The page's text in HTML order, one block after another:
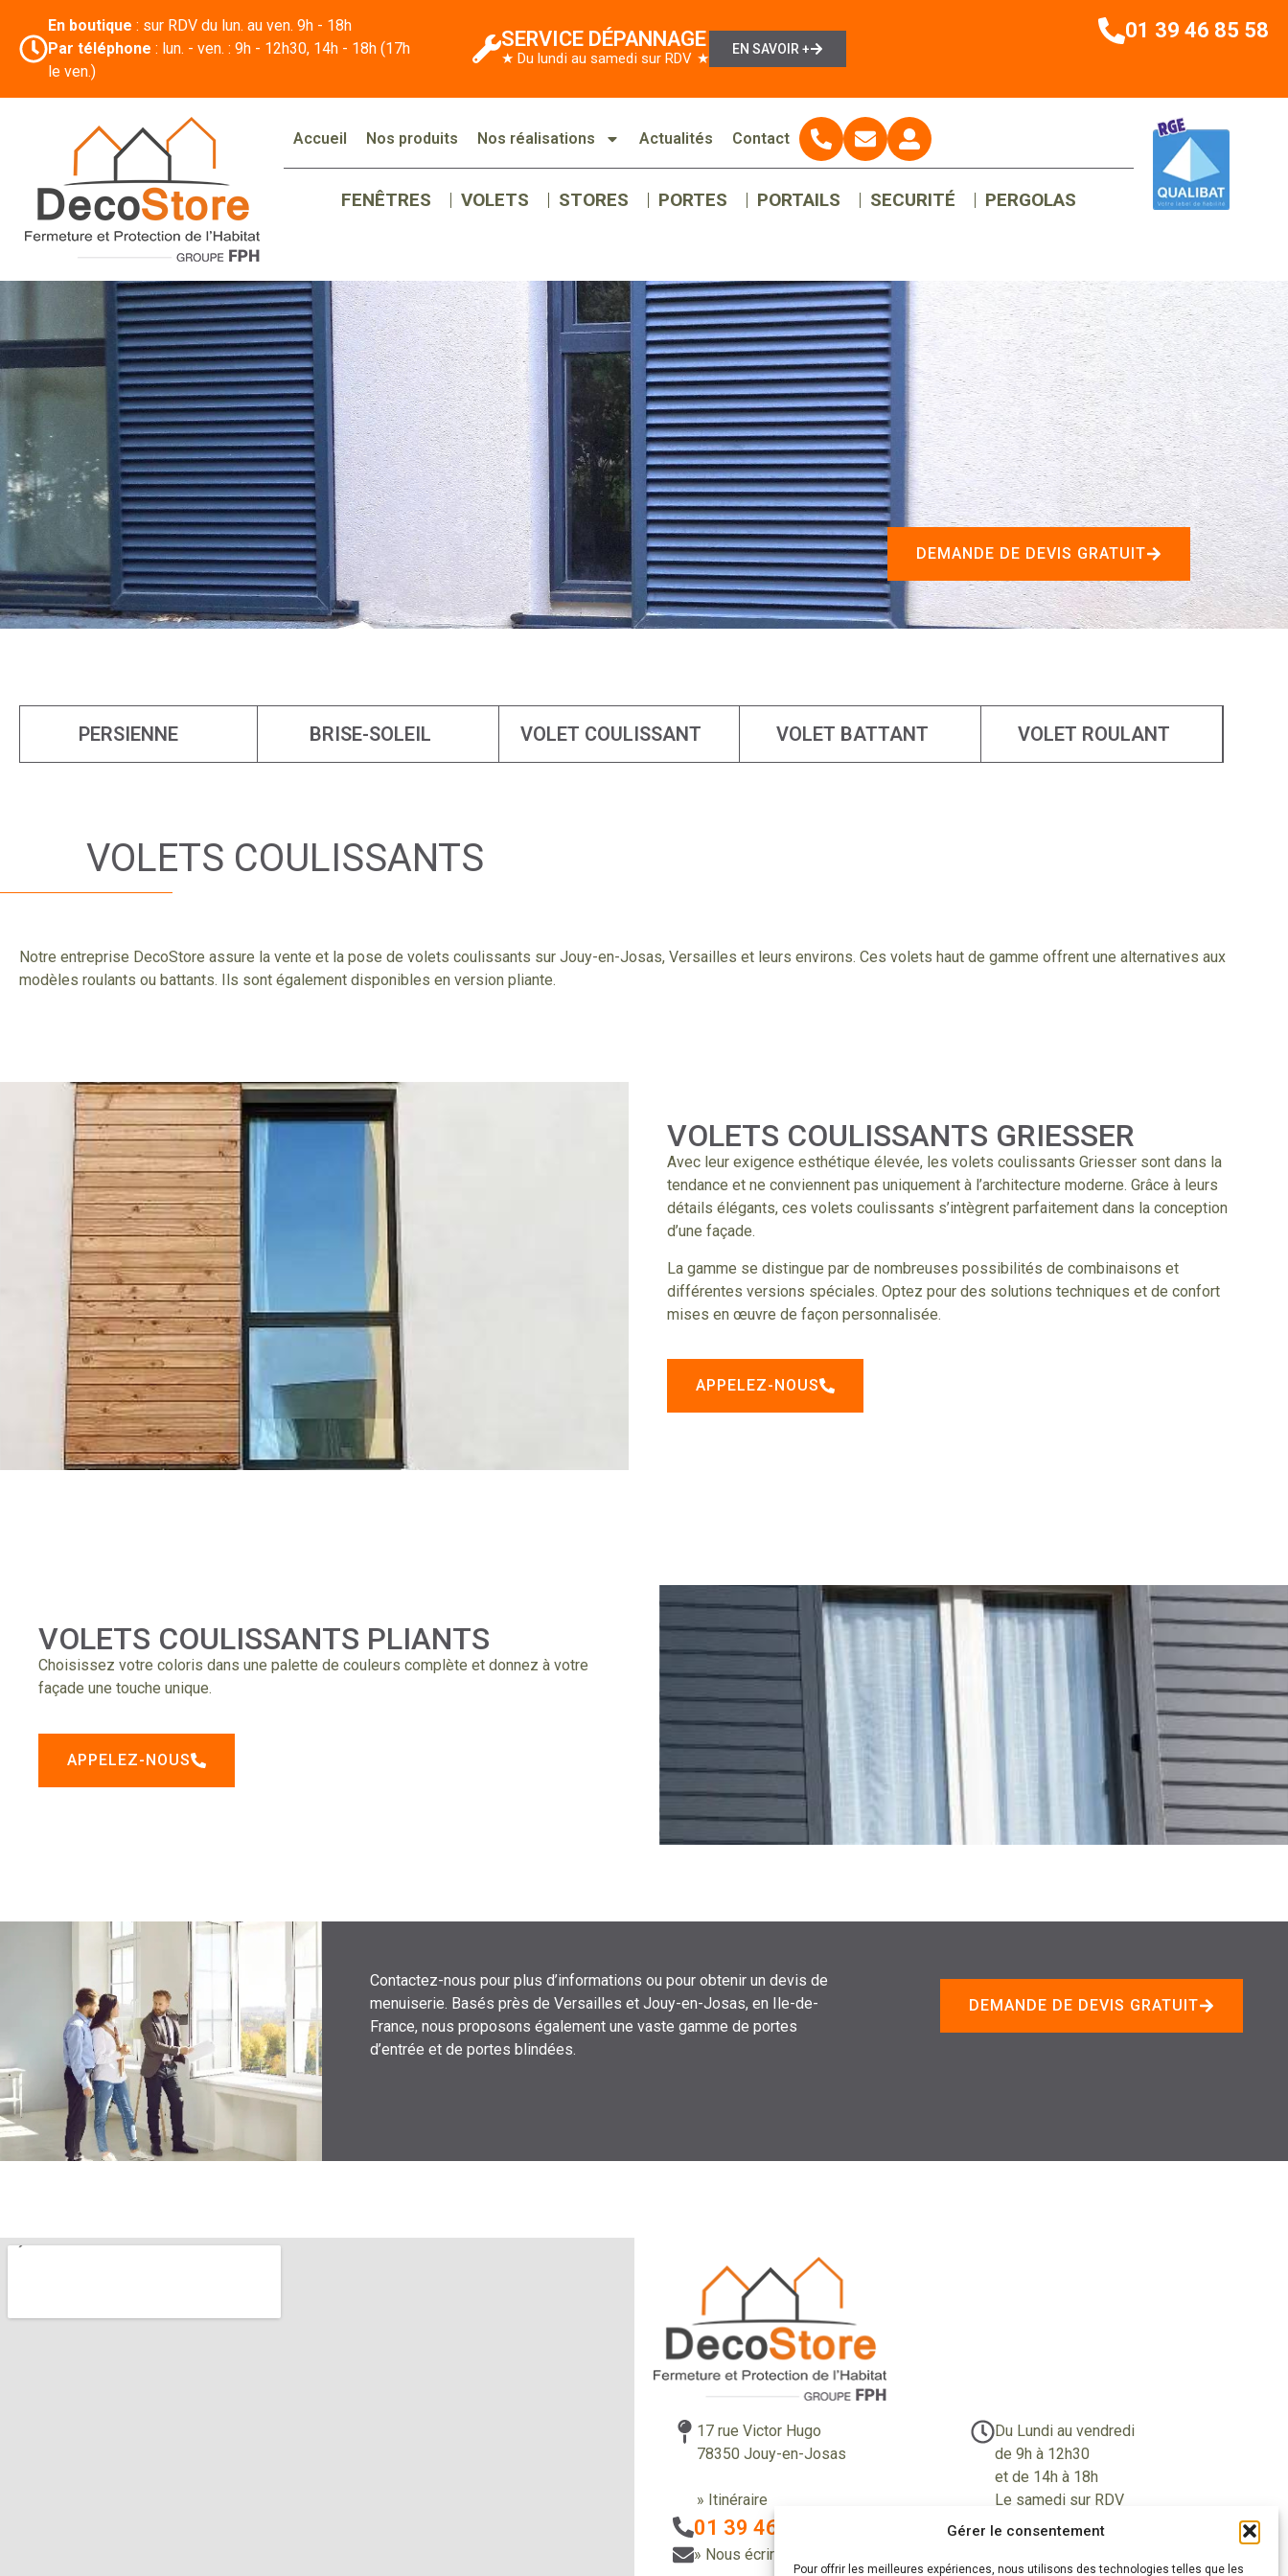
Gérer le consentement
Pour offrir les meilleures expériences, nous utilisons des technologies telles que les
En boutique : sur RDV du lun. au ven. 9h - 18h
Par téléphone : lun. - ven. : 9h - 12h30, 14h - 18h (17h
le ven.)
SERVICE DÉPANNAGE
★ Du lundi au samedi sur RDV ★
EN SAVOIR +
01 39 46 85 58
Accueil Nos produits Nos réalisations Actualités Contact
FENÊTRES VOLETS STORES PORTES PORTAILS SECURITÉ PERGOLAS
DEMANDE DE DEVIS GRATUIT
PERSIENNE BRISE-SOLEIL VOLET COULISSANT VOLET BATTANT VOLET ROULANT
VOLETS COULISSANTS
Notre entreprise DecoStore assure la vente et la pose de volets coulissants sur Jouy-en-Josas, Versailles et leurs environs. Ces volets haut de gamme offrent une alternatives aux
modèles roulants ou battants. Ils sont également disponibles en version pliante.
VOLETS COULISSANTS GRIESSER
Avec leur exigence esthétique élevée, les volets coulissants Griesser sont dans la
tendance et ne conviennent pas uniquement à l’architecture moderne. Grâce à leurs
détails élégants, ces volets coulissants s’intègrent parfaitement dans la conception
d’une façade.
La gamme se distingue par de nombreuses possibilités de combinaisons et
différentes versions spéciales. Optez pour des solutions techniques et de confort
mises en œuvre de façon personnalisée.
APPELEZ-NOUS
VOLETS COULISSANTS PLIANTS
Choisissez votre coloris dans une palette de couleurs complète et donnez à votre
façade une touche unique.
APPELEZ-NOUS
Contactez-nous pour plus d’informations ou pour obtenir un devis de
menuiserie. Basés près de Versailles et Jouy-en-Josas, en Ile-de-
France, nous proposons également une vaste gamme de portes
d’entrée et de portes blindées.
DEMANDE DE DEVIS GRATUIT
17 rue Victor Hugo
78350 Jouy-en-Josas
» Itinéraire
01 39 46 85 58
» Nous écrire
Du Lundi au vendredi
de 9h à 12h30
et de 14h à 18h
Le samedi sur RDV